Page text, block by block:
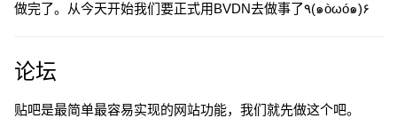
做完了。从今天开始我们要正式用BVDN去做事了٩(๑òωó๑)۶
论坛
贴吧是最简单最容易实现的网站功能，我们就先做这个吧。